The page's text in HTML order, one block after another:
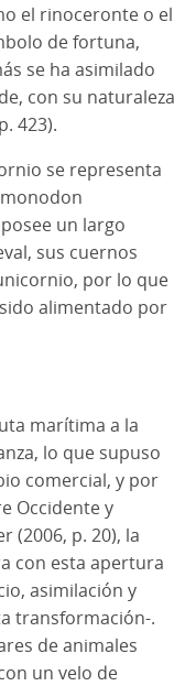
el rinoceronte o el
de fortuna,
se ha asimilado
con su naturaleza
423).
se representa
un largo
sus cuernos
por lo que
alimentado por
marítima a la
lo que supuso
comercial, y por
Occidente y
(2006, p. 20), la
con esta apertura
asimilación y
transformación-.
de animales
un velo de